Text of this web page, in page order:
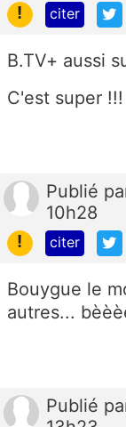
!
citer
B.TV+ aussi
C'est super !!!
Publié
10h28
!
citer
Bouygue le
autres...
Publié